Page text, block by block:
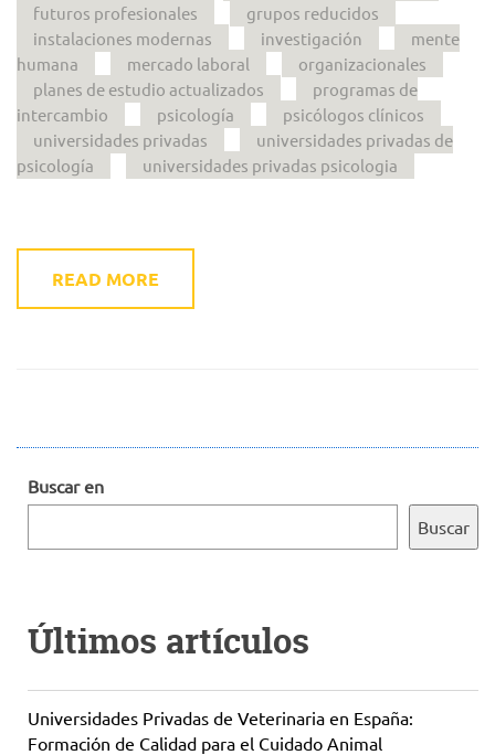
futuros profesionales
grupos reducidos
instalaciones modernas
investigación
mente
humana
mercado laboral
organizacionales
planes de estudio actualizados
programas de
intercambio
psicología
psicólogos clínicos
universidades privadas
universidades privadas de
psicología
universidades privadas psicologia
READ MORE
Buscar en
Buscar
Últimos artículos
Universidades Privadas de Veterinaria en España:
Formación de Calidad para el Cuidado Animal